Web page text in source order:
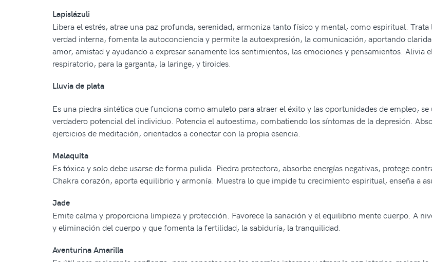
Lapislázuli
Libera el estrés, atrae una paz profunda, serenidad, armoniza tanto físico y mental, como espiritual.
verdad interna, fomenta la autoconciencia y permite la autoexpresión, la comunicación, aportando
amor, amistad y ayudando a expresar sanamente los sentimientos, las emociones y pensamientos. Alivia
respiratorio, para la garganta, la laringe, y tiroides.
Lluvia de plata
Es una piedra sintética que funciona como amuleto para atraer el éxito y las oportunidades de empleo,
verdadero potencial del individuo. Potencia el autoestima, combatiendo los síntomas de la depresión.
ejercicios de meditación, orientados a conectar con la propia esencia.
Malaquita
Es tóxica y solo debe usarse de forma pulida. Piedra protectora, absorbe energías negativas, protege
Chakra corazón, aporta equilibrio y armonía. Muestra lo que impide tu crecimiento espiritual, enseña a
Jade
Emite calma y proporciona limpieza y protección. Favorece la sanación y el equilibrio mente cuerpo. A
y eliminación del cuerpo y que fomenta la fertilidad, la sabiduría, la tranquilidad.
Aventurina Amarilla